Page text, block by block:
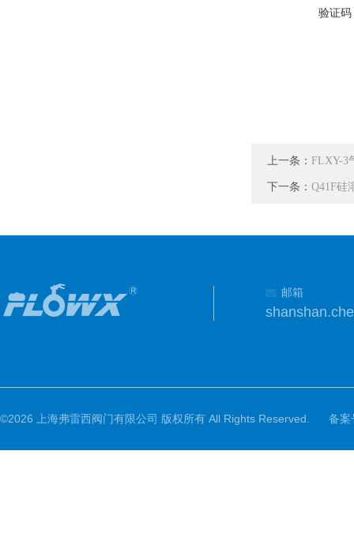
验证码
上一条： FLXY-3
下一条： Q41F硅
邮箱
©2026 上海弗雷西阀门有限公司 版权所有 All Rights Reserved. 备案